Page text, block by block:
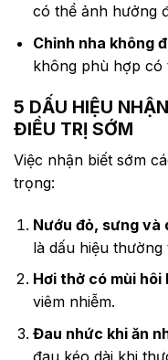
có thể ảnh hưởng
Chỉnh nha không
không phù hợp có
5 DẤU HIỆU
ĐIỀU TRỊ SỚM
Việc nhận biết sớm
trọng:
Nướu đỏ, sưng và
là dấu hiệu thường
Hơi thở có mùi hôi
viêm nhiễm.
Đau nhức khi ăn
đau kéo dài khi